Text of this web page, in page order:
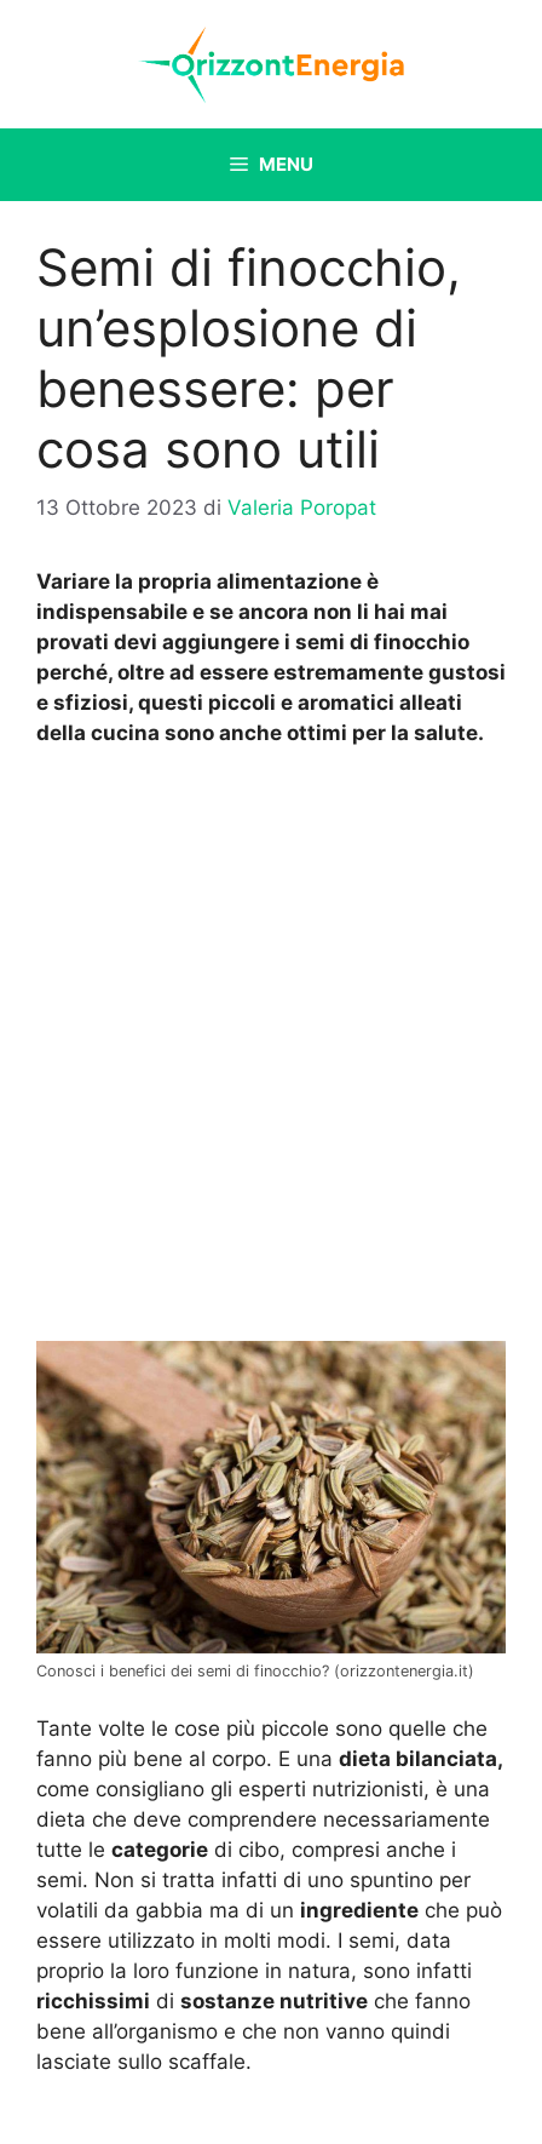
MENU
Semi di finocchio,
un’esplosione di
benessere: per
cosa sono utili
13 Ottobre 2023 di Valeria Poropat
Variare la propria alimentazione è
indispensabile e se ancora non li hai mai
provati devi aggiungere i semi di finocchio
perché, oltre ad essere estremamente gustosi
e sfiziosi, questi piccoli e aromatici alleati
della cucina sono anche ottimi per la salute.
Conosci i benefici dei semi di finocchio? (orizzontenergia.it)
Tante volte le cose più piccole sono quelle che
fanno più bene al corpo. E una dieta bilanciata,
come consigliano gli esperti nutrizionisti, è una
dieta che deve comprendere necessariamente
tutte le categorie di cibo, compresi anche i
semi. Non si tratta infatti di uno spuntino per
volatili da gabbia ma di un ingrediente che può
essere utilizzato in molti modi. I semi, data
proprio la loro funzione in natura, sono infatti
ricchissimi di sostanze nutritive che fanno
bene all’organismo e che non vanno quindi
lasciate sullo scaffale.